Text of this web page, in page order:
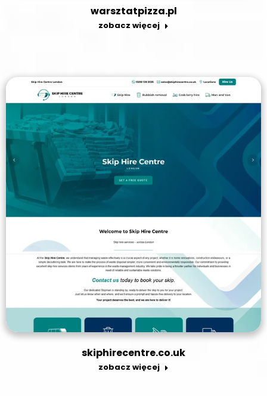
warsztatpizza.pl
zobacz więcej
skiphirecentre.co.uk
zobacz więcej